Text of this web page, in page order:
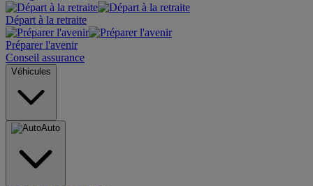
Départ à la retraite
Préparer l'avenir
Conseil assurance
Véhicules
Auto